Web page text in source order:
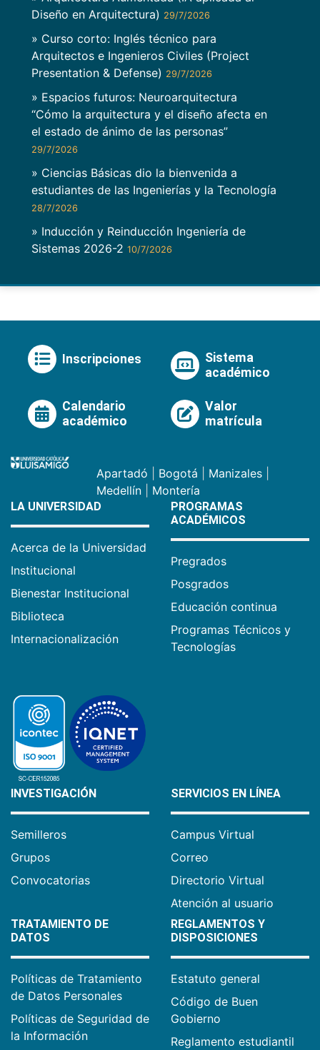
Diseño en Arquitectura) 29/7/2026
» Curso corto: Inglés técnico para
Arquitectos e Ingenieros Civiles (Project
Presentation & Defense) 29/7/2026
» Espacios futuros: Neuroarquitectura
“Cómo la arquitectura y el diseño afecta en
el estado de ánimo de las personas”
29/7/2026
» Ciencias Básicas dio la bienvenida a
estudiantes de las Ingenierías y la Tecnología
28/7/2026
» Inducción y Reinducción Ingeniería de
Sistemas 2026-2 10/7/2026
Inscripciones
Sistema
académico
Calendario
académico
Valor
matrícula
Apartadó Bogotá Manizales
Medellín
Montería
LA UNIVERSIDAD
Acerca de la Universidad
Institucional
Bienestar Institucional
Biblioteca
Internacionalización
PROGRAMAS
ACADÉMICOS
Pregrados
Posgrados
Educación continua
Programas Técnicos y
Tecnologías
INVESTIGACIÓN
Semilleros
Grupos
Convocatorias
SERVICIOS EN LÍNEA
Campus Virtual
Correo
Directorio Virtual
Atención al usuario
TRATAMIENTO DE
DATOS
Políticas de Tratamiento
de Datos Personales
Políticas de Seguridad de
la Información
REGLAMENTOS Y
DISPOSICIONES
Estatuto general
Código de Buen
Gobierno
Reglamento estudiantil